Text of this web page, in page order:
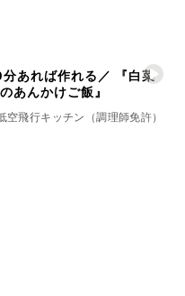
あれば作れる／ 『白菜
あんかけご飯』
空飛行キッチン（調理師免許）